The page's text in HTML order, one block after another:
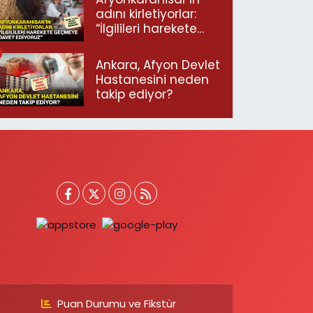
adını kirletiyorlar:
“İlgilileri harekete
ediyoruz”
Ankara, Afyon Devlet
Hastanesini neden
takip ediyor?
Puan Durumu ve Fikstür